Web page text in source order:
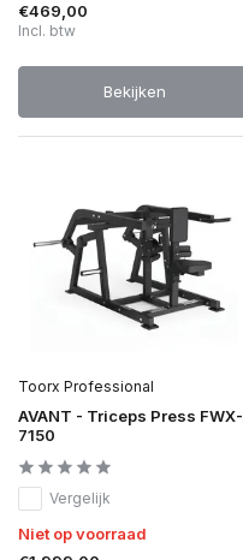
€469,00
Incl. btw
Bekijken
Toorx Professional
AVANT - Triceps Press FWX-
7150
Vergelijk
Niet op voorraad